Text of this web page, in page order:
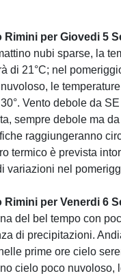
Rimini per Giovedi 5
nubi sparse, la
di 21°C; nel
le
Vento debole da
sempre debole ma da
raggiungeranno
termico è prevista
variazioni nel
Rimini per Venerdi 6
del bel tempo con
di precipitazioni.
prime ore cielo
cielo poco nuvoloso,